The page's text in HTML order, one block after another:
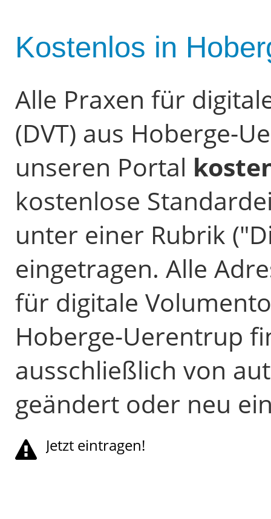
Kostenlos in
Alle Praxen für
(DVT) aus Hoberge-
unseren Portal
kostenlose
unter einer Rubrik
eingetragen. Alle
für digitale
Hoberge-Uerentrup
ausschließlich von
geändert oder neu
Jetzt eintragen!